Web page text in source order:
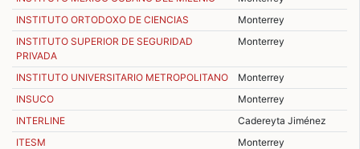
INSTITUTO ORTODOXO DE CIENCIAS
Monterrey
INSTITUTO SUPERIOR DE SEGURIDAD
PRIVADA
Monterrey
INSTITUTO UNIVERSITARIO METROPOLITANO
Monterrey
INSUCO
Monterrey
INTERLINE
Cadereyta Jiménez
ITESM
Monterrey